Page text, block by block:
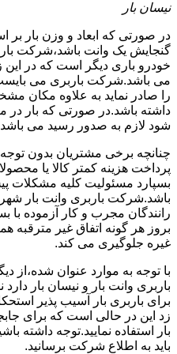
نیسان بار
در صورتی که ابعاد و وزن بار بر
گنجایش یک وانت باشد،شرکت
خودرو باری دیگر است که در این
می باشد.شرکت باربری می
را صادر نماید به علاوه مکان
داشته باشد.در صورتی که بار
شود لازم به صدور رسید می
چنانچه برخی مشتریان بدون
پرداخت هزینه کمتر کالا یا
بسپارد مسئولیت کلیه مشکلات
باشد.شرکت باربری وانت بار
رانندگان مجرب و کار آزموده با
بروز هر گونه اتفاق غیر مترقبه
غیره جلوگیری می کند.
با توجه به موارد عنوان شده،از
باربری وانت بار و نیسان بار
برای باربری بار آسیب پذیر
زد این در حالی است که برای
بار استفاده نمایید.توجه داشته
باید به اطلاع شرکت برسانید.